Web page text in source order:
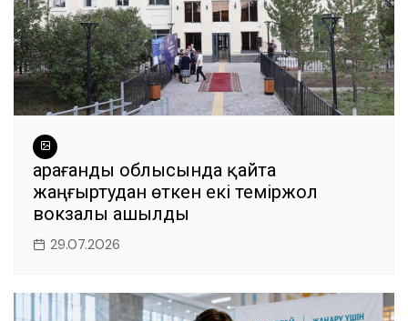
Қарағанды облысында қайта
жаңғыртудан өткен екі теміржол
вокзалы ашылды
29.07.2026